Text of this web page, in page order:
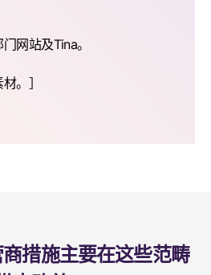
网站及Tina。
。］
措施主要在这些范畴